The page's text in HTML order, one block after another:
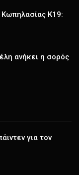
Κ19:
ανήκει η σορός
για τον